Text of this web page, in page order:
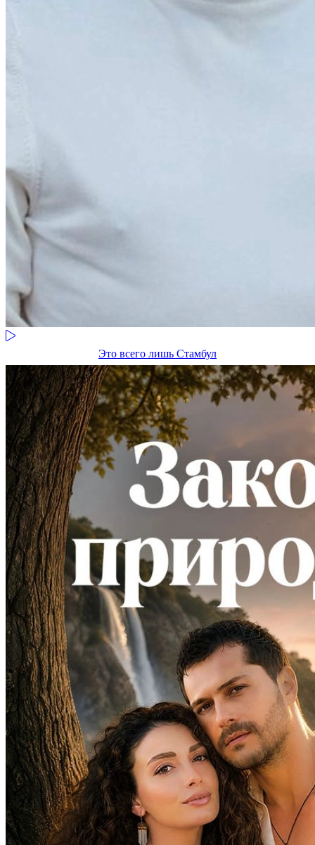
Это всего лишь Стамбул